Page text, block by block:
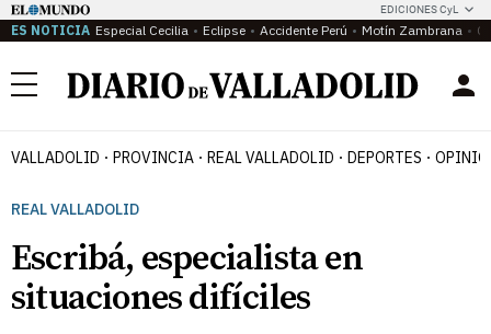
EDICIONES CyL
ES NOTICIA Especial Cecilia Eclipse Accidente Perú Motín Zambrana
Menú
VALLADOLID PROVINCIA REAL VALLADOLID DEPORTES
REAL VALLADOLID
Escribá, especialista en
situaciones difíciles